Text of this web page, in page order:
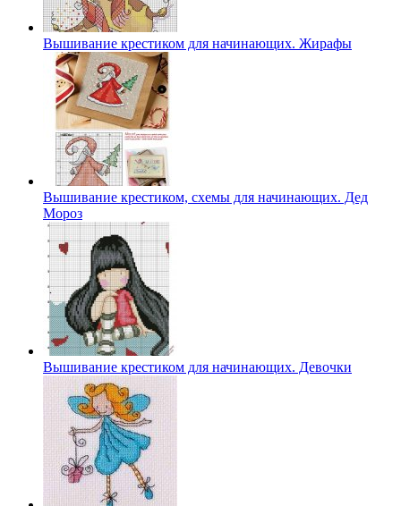
Вышивание крестиком для начинающих. Жирафы
Вышивание крестиком, схемы для начинающих. Дед
Мороз
Вышивание крестиком для начинающих. Девочки